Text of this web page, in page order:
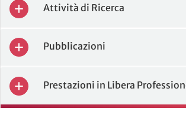
Attività di Ricerca
Pubblicazioni
Prestazioni in Libera